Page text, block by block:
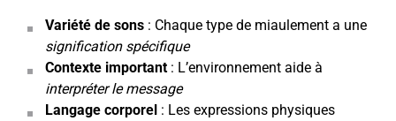
Variété de sons : Chaque type de miaulement a une
signification spécifique
Contexte important : L’environnement aide à
interpréter le message
Langage corporel : Les expressions physiques